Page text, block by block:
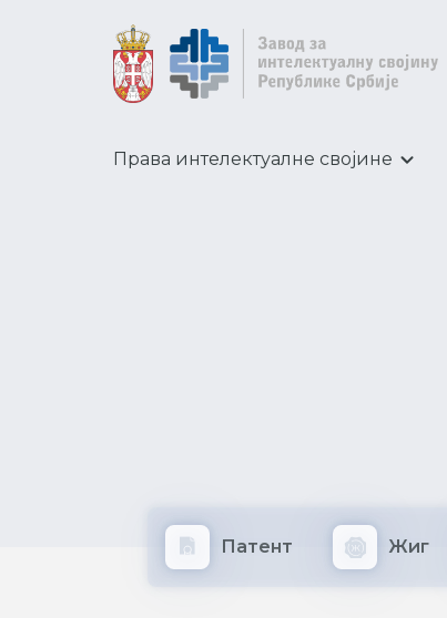
Права интелектуалне својине
Патент Жиг